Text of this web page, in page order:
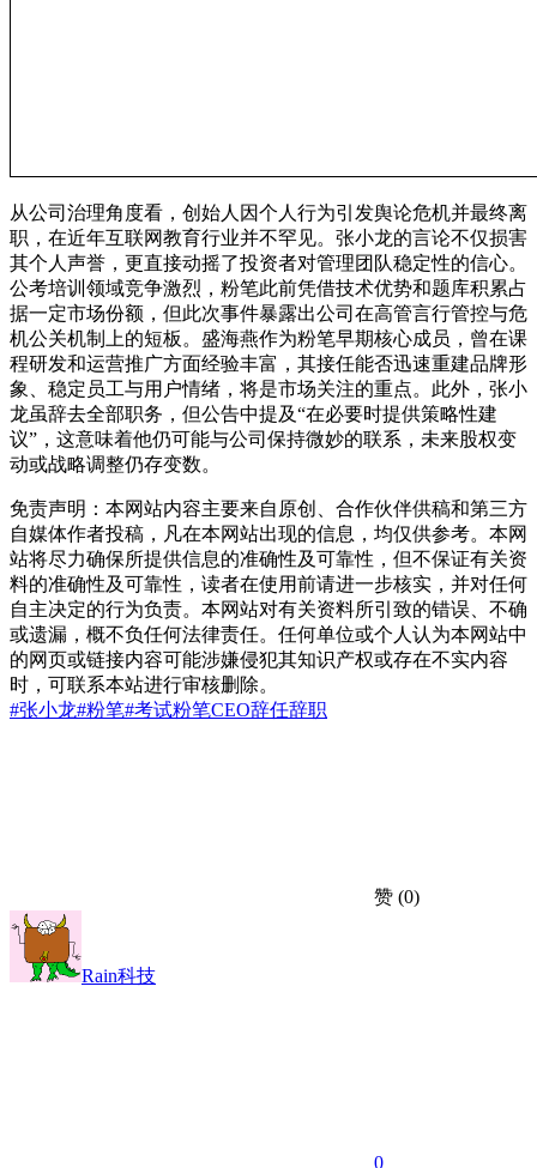
从公司治理角度看，创始人因个人行为引发舆论危机并最终离
职，在近年互联网教育行业并不罕见。张小龙的言论不仅损害
其个人声誉，更直接动摇了投资者对管理团队稳定性的信心。
公考培训领域竞争激烈，粉笔此前凭借技术优势和题库积累占
据一定市场份额，但此次事件暴露出公司在高管言行管控与危
机公关机制上的短板。盛海燕作为粉笔早期核心成员，曾在课
程研发和运营推广方面经验丰富，其接任能否迅速重建品牌形
象、稳定员工与用户情绪，将是市场关注的重点。此外，张小
龙虽辞去全部职务，但公告中提及“在必要时提供策略性建
议”，这意味着他仍可能与公司保持微妙的联系，未来股权变
动或战略调整仍存变数。
免责声明：本网站内容主要来自原创、合作伙伴供稿和第三方
自媒体作者投稿，凡在本网站出现的信息，均仅供参考。本网
站将尽力确保所提供信息的准确性及可靠性，但不保证有关资
料的准确性及可靠性，读者在使用前请进一步核实，并对任何
自主决定的行为负责。本网站对有关资料所引致的错误、不确
或遗漏，概不负任何法律责任。任何单位或个人认为本网站中
的网页或链接内容可能涉嫌侵犯其知识产权或存在不实内容
时，可联系本站进行审核删除。
#张小龙#粉笔#考试粉笔CEO辞任辞职
赞 (0)
Rain科技
0